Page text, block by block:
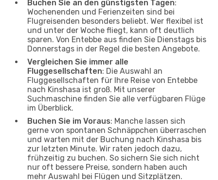
Buchen Sie an den günstigsten Tagen:
Wochenenden und Ferienzeiten sind bei
Flugreisenden besonders beliebt. Wer flexibel ist
und unter der Woche fliegt, kann oft deutlich
sparen. Von Entebbe aus finden Sie Dienstags bis
Donnerstags in der Regel die besten Angebote.
Vergleichen Sie immer alle
Fluggesellschaften: Die Auswahl an
Fluggesellschaften für Ihre Reise von Entebbe
nach Kinshasa ist groß. Mit unserer
Suchmaschine finden Sie alle verfügbaren Flüge
im Überblick.
Buchen Sie im Voraus: Manche lassen sich
gerne von spontanen Schnäppchen überraschen
und warten mit der Buchung nach Kinshasa bis
zur letzten Minute. Wir raten jedoch dazu,
frühzeitig zu buchen. So sichern Sie sich nicht
nur oft bessere Preise, sondern haben auch
mehr Auswahl bei Flügen und Sitzplätzen.